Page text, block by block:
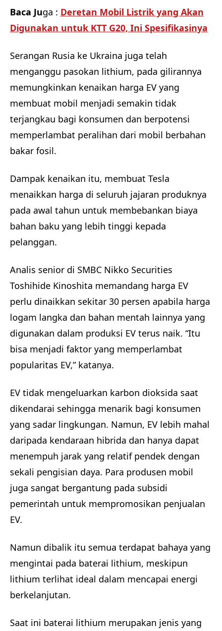
Baca Juga : Deretan Mobil Listrik yang Akan
Digunakan untuk KTT G20, Ini Spesifikasinya
Serangan Rusia ke Ukraina juga telah
menganggu pasokan lithium, pada gilirannya
memungkinkan kenaikan harga EV yang
membuat mobil menjadi semakin tidak
terjangkau bagi konsumen dan berpotensi
memperlambat peralihan dari mobil berbahan
bakar fosil.
Dampak kenaikan itu, membuat Tesla
menaikkan harga di seluruh jajaran produknya
pada awal tahun untuk membebankan biaya
bahan baku yang lebih tinggi kepada
pelanggan.
Analis senior di SMBC Nikko Securities
Toshihide Kinoshita memandang harga EV
perlu dinaikkan sekitar 30 persen apabila harga
logam langka dan bahan mentah lainnya yang
digunakan dalam produksi EV terus naik. “Itu
bisa menjadi faktor yang memperlambat
popularitas EV,” katanya.
EV tidak mengeluarkan karbon dioksida saat
dikendarai sehingga menarik bagi konsumen
yang sadar lingkungan. Namun, EV lebih mahal
daripada kendaraan hibrida dan hanya dapat
menempuh jarak yang relatif pendek dengan
sekali pengisian daya. Para produsen mobil
juga sangat bergantung pada subsidi
pemerintah untuk mempromosikan penjualan
EV.
Namun dibalik itu semua terdapat bahaya yang
mengintai pada baterai lithium, meskipun
lithium terlihat ideal dalam mencapai energi
berkelanjutan.
Saat ini baterai lithium merupakan jenis yang